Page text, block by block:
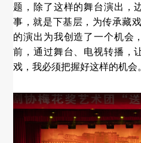
题，除了这样的舞台演出，
事，就是下基层，为传承藏
的演出为我创造了一个机会
前，通过舞台、电视转播，
戏，我必须把握好这样的机会